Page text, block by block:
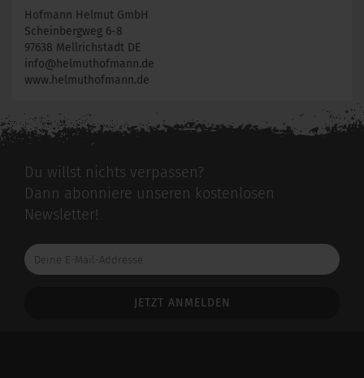
Hofmann Helmut GmbH
Scheinbergweg 6-8
97638 Mellrichstadt DE
info@helmuthofmann.de
www.helmuthofmann.de
Du willst nichts verpassen?
Dann abonniere unseren kostenlosen
Newsletter!
Deine
E-